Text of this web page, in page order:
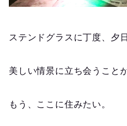
ステンドグラスに丁度、夕
美しい情景に立ち会うこと
もう、ここに住みたい。